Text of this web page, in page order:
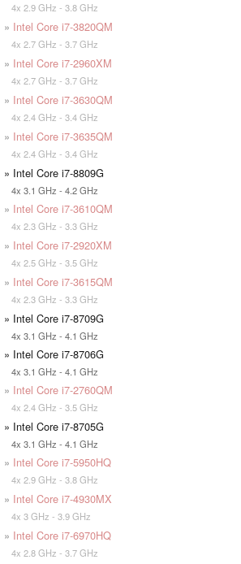
4x 2.9 GHz - 3.8 GHz
» Intel Core i7-3820QM
4x 2.7 GHz - 3.7 GHz
» Intel Core i7-2960XM
4x 2.7 GHz - 3.7 GHz
» Intel Core i7-3630QM
4x 2.4 GHz - 3.4 GHz
» Intel Core i7-3635QM
4x 2.4 GHz - 3.4 GHz
» Intel Core i7-8809G
4x 3.1 GHz - 4.2 GHz
» Intel Core i7-3610QM
4x 2.3 GHz - 3.3 GHz
» Intel Core i7-2920XM
4x 2.5 GHz - 3.5 GHz
» Intel Core i7-3615QM
4x 2.3 GHz - 3.3 GHz
» Intel Core i7-8709G
4x 3.1 GHz - 4.1 GHz
» Intel Core i7-8706G
4x 3.1 GHz - 4.1 GHz
» Intel Core i7-2760QM
4x 2.4 GHz - 3.5 GHz
» Intel Core i7-8705G
4x 3.1 GHz - 4.1 GHz
» Intel Core i7-5950HQ
4x 2.9 GHz - 3.8 GHz
» Intel Core i7-4930MX
4x 3 GHz - 3.9 GHz
» Intel Core i7-6970HQ
4x 2.8 GHz - 3.7 GHz